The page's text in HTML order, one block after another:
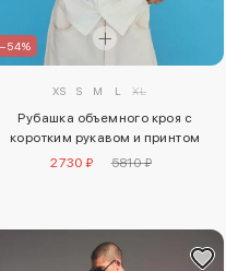
–54%
XS S M L XL
Рубашка объемного кроя с
коротким рукавом и принтом
2730 ₽
5810 ₽